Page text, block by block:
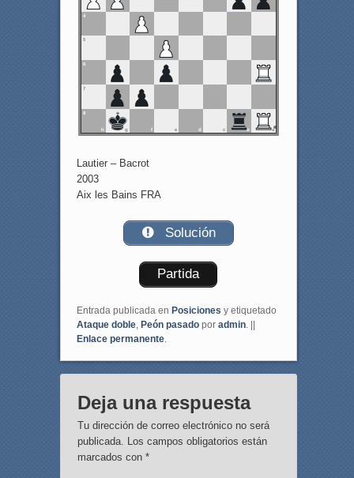
4
5
6
7
8
h g e d c b a
Lautier – Bacrot
2003
Aix les Bains FRA
Solución
Partida
Entrada publicada en Posiciones y etiquetado
Ataque doble, Peón pasadopor admin. ||
Enlace permanente.
Deja una respuesta
Tu dirección de correo electrónico no será
publicada. Los campos obligatorios están
marcados con *